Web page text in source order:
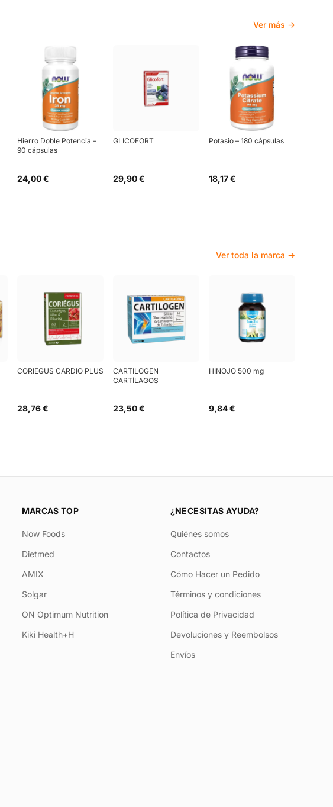
Ver más →
Hierro Doble Potencia –
90 cápsulas
24,00 €
GLICOFORT
29,90 €
Potasio – 180 cápsulas
18,17 €
Ver toda la marca →
CORIEGUS CARDIO PLUS
28,76 €
CARTILOGEN
CARTÍLAGOS
23,50 €
HINOJO 500 mg
9,84 €
MARCAS TOP
Now Foods
Dietmed
AMIX
Solgar
ON Optimum Nutrition
Kiki Health+H
¿NECESITAS AYUDA?
Quiénes somos
Contactos
Cómo Hacer un Pedido
Términos y condiciones
Política de Privacidad
Devoluciones y Reembolsos
Envíos